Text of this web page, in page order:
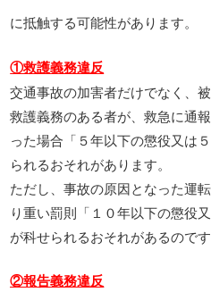
に抵触する可能性があります。
①救護義務違反
交通事故の加害者だけでなく、
救護義務のある者が、救急に通
った場合「５年以下の懲役又は
られるおそれがあります。
ただし、事故の原因となった運
り重い罰則「１０年以下の懲役
が科せられるおそれがあるのです
②報告義務違反